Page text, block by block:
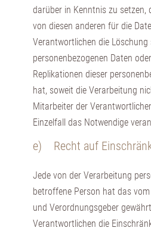
darüber in Kenntnis zu setzen,
von diesen anderen für die
Verantwortlichen die
personenbezogenen Daten
Replikationen dieser
hat, soweit die Verarbeitung
Mitarbeiter der
Einzelfall das Notwendige
e) Recht auf
Jede von der Verarbeitung
betroffene Person hat das
und Verordnungsgeber
Verantwortlichen die